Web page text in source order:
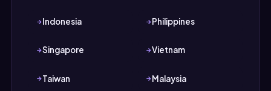
Indonesia Philippines
Singapore Vietnam
Taiwan Malaysia